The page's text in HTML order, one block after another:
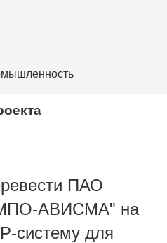
ПАО
АВИСМА" на
систему для